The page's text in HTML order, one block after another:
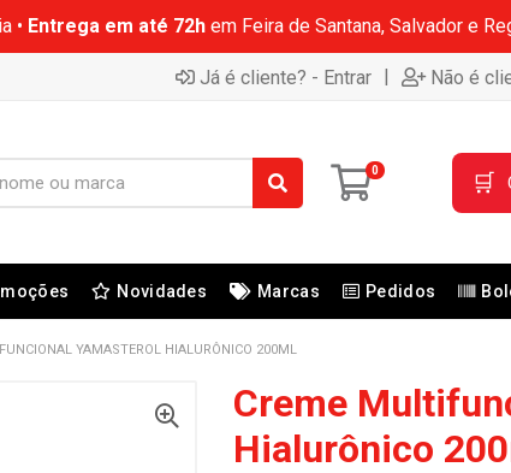
• Entrega em até 72hem Feira de Santana, Salvador e
Já é cliente? - Entrar | Não é
0 🛒
Novidades Marcas Pedidos
YAMASTEROL HIALURÔNICO 200ML
Creme
Hialurônico